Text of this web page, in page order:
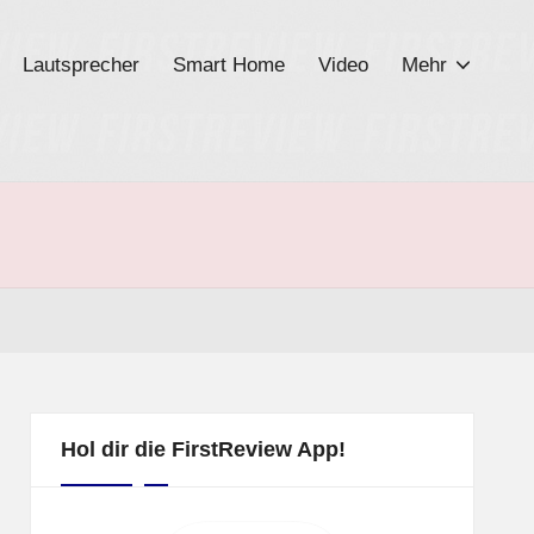
Lautsprecher Smart Home Video Mehr
Hol dir die FirstReview App!